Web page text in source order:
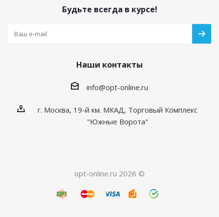
Будьте всегда в курсе!
Наши контакты
info@opt-online.ru
г. Москва, 19-й км. МКАД, Торговый Комплекс
"Южные Ворота"
opt-online.ru 2026 ©